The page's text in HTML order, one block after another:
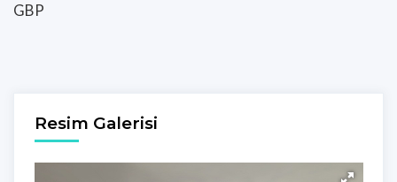
GBP
Resim Galerisi